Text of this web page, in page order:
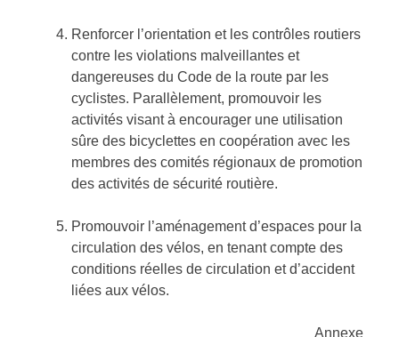
Renforcer l’orientation et les contrôles routiers
contre les violations malveillantes et
dangereuses du Code de la route par les
cyclistes. Parallèlement, promouvoir les
activités visant à encourager une utilisation
sûre des bicyclettes en coopération avec les
membres des comités régionaux de promotion
des activités de sécurité routière.
Promouvoir l’aménagement d’espaces pour la
circulation des vélos, en tenant compte des
conditions réelles de circulation et d’accident
liées aux vélos.
Annexe